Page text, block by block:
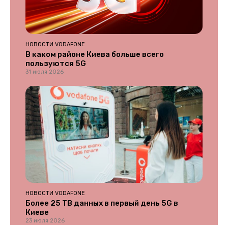
НОВОСТИ VODAFONE
В каком районе Киева больше всего
пользуются 5G
31 июля 2026
НОВОСТИ VODAFONE
Более 25 ТВ данных в первый день 5G в
Киеве
23 июля 2026